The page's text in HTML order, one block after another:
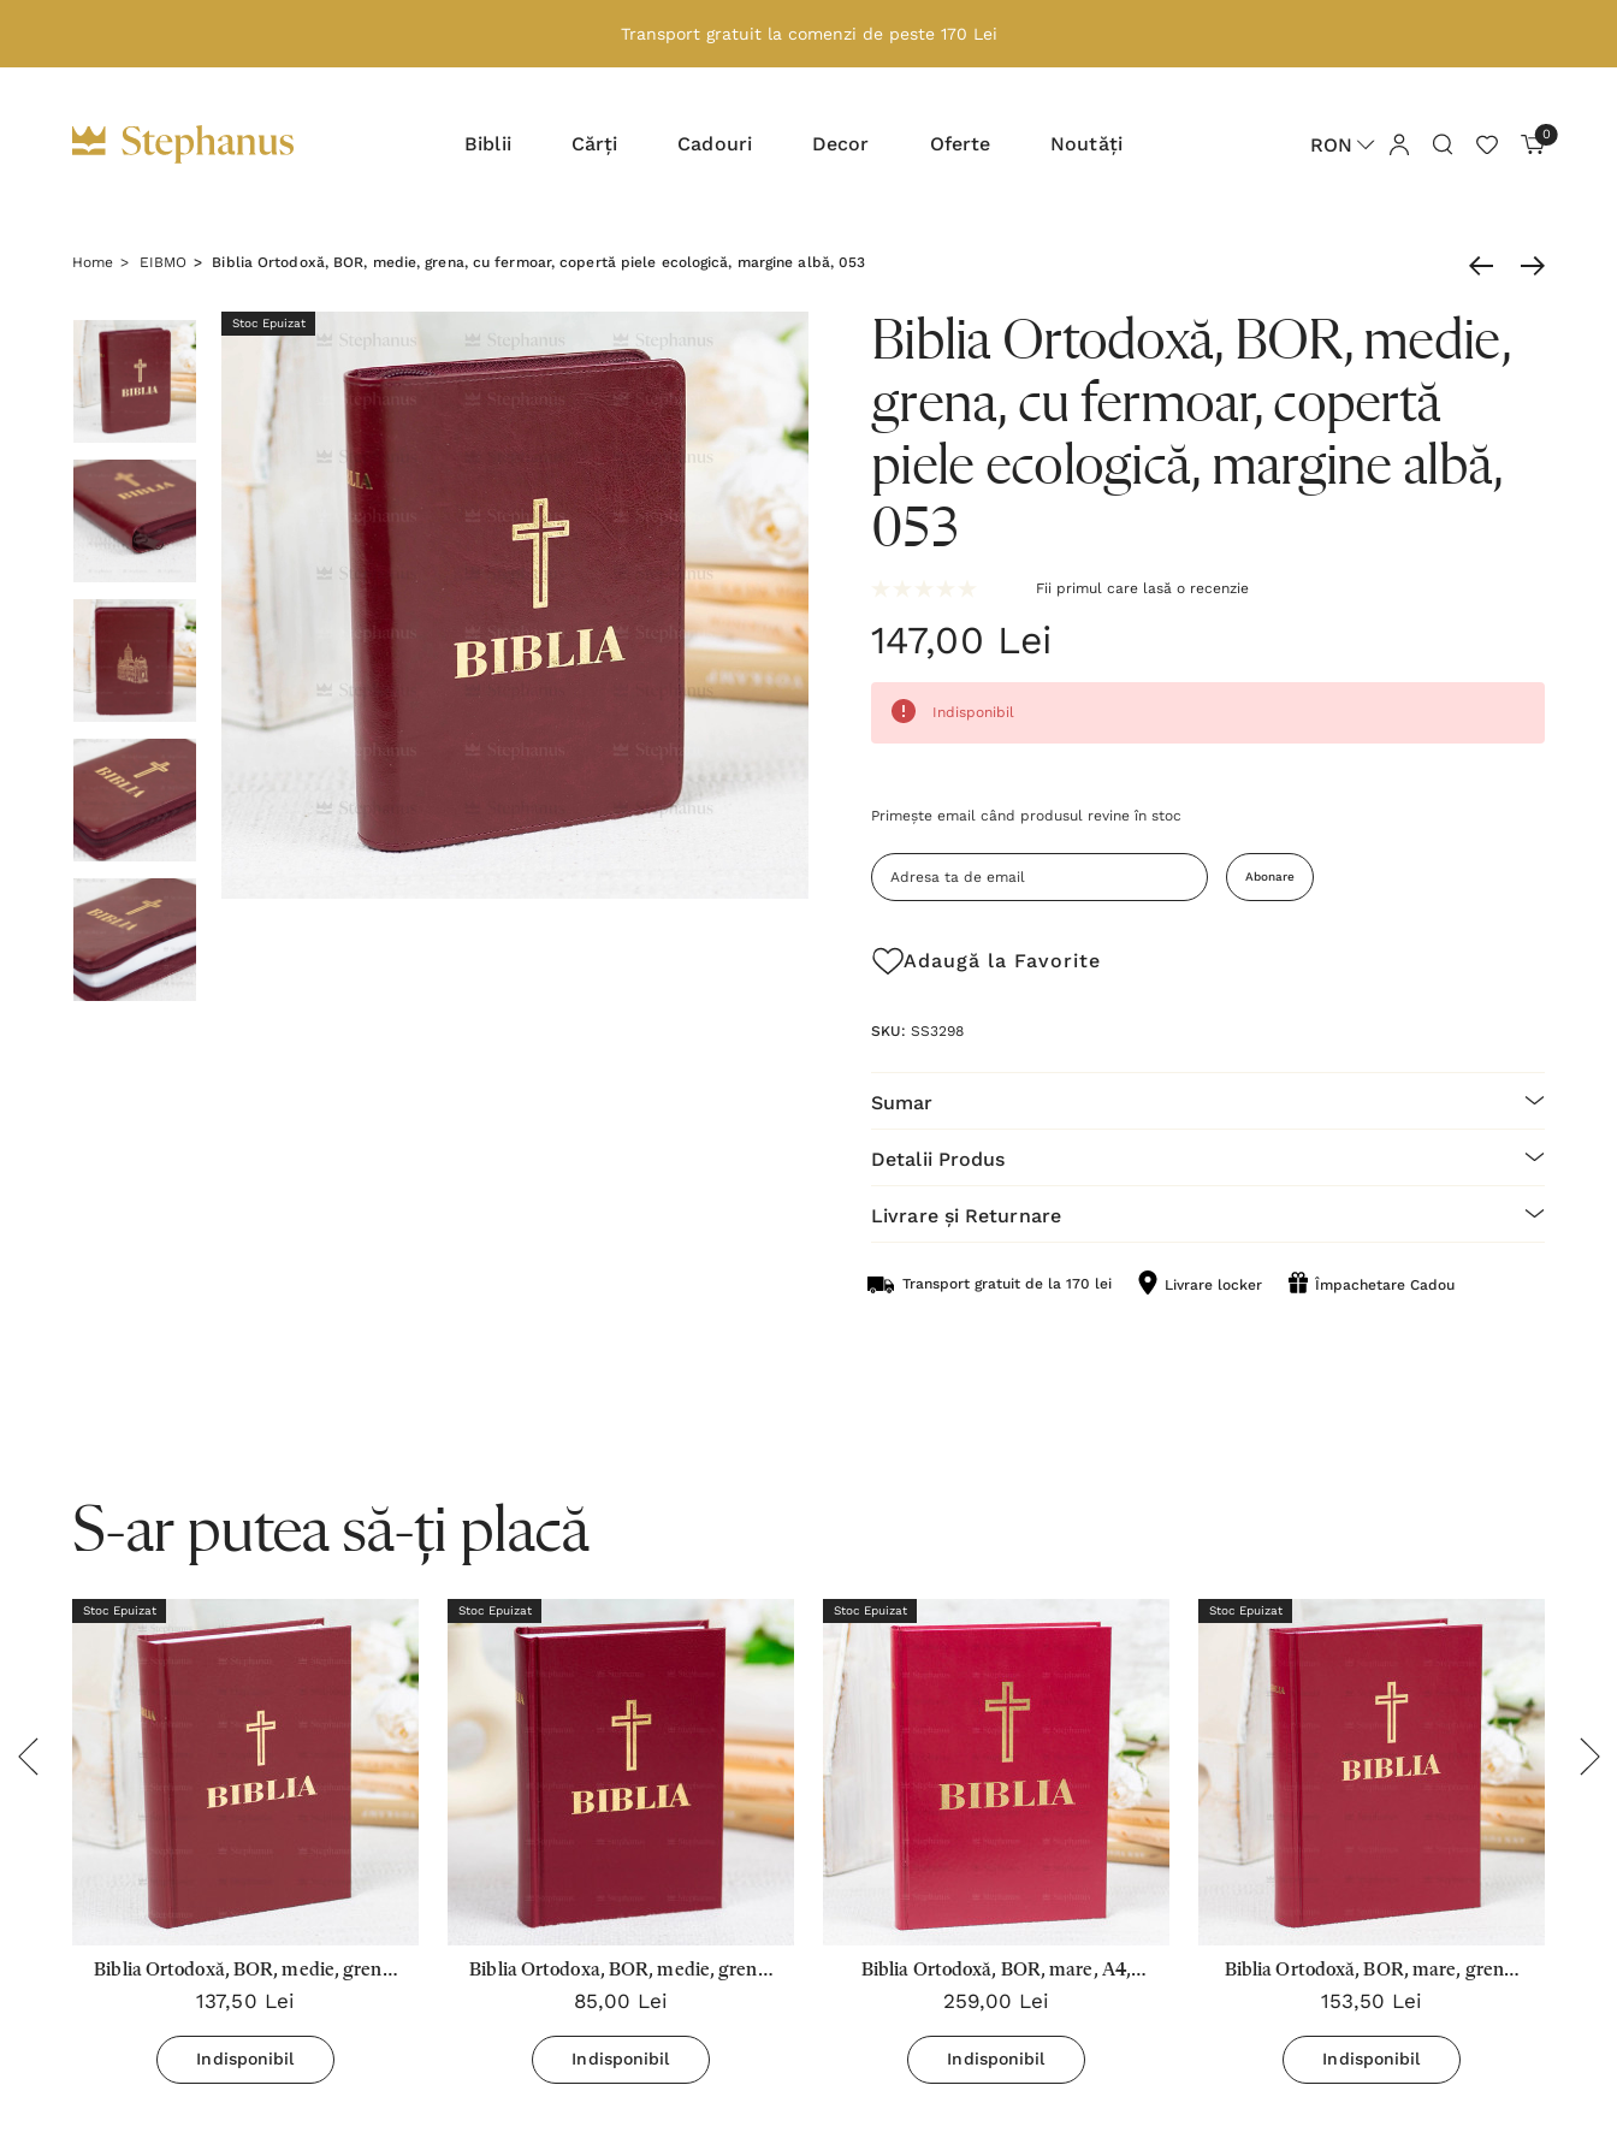
Transport gratuit la comenzi de peste 170 Lei
Biblii Cărți Cadouri Decor Oferte Noutăți RON 0
Home EIBMO Biblia Ortodoxă, BOR, medie, grena, cu fermoar, copertă piele ecologică, margine albă, 053
Stoc Epuizat
Biblia Ortodoxă, BOR, medie,
grena, cu fermoar, copertă
piele ecologică, margine albă,
053
Fii primul care lasă o recenzie
147,00 Lei
Indisponibil
Grăbește-
Stocul
curent
Primește email când produsul revine în stoc
Abonare
Adaugă la Favorite
SKU: SS3298
Sumar
Detalii Produs
Livrare și Returnare
Transport gratuit de la 170 lei Livrare locker Împachetare Cadou
S-ar putea să-ți placă
Stoc Epuizat
Biblia Ortodoxă, BOR, medie, grena,
margine albă, 063 CT
137,50 Lei
Indisponibil
Stoc Epuizat
Biblia Ortodoxa, BOR, medie, grena,
margine albă, 053 CT
85,00 Lei
Indisponibil
Stoc Epuizat
Biblia Ortodoxă, BOR, mare, A4,
grena, margine albă
259,00 Lei
Indisponibil
Stoc Epuizat
Biblia Ortodoxă, BOR, mare, grena,
margine albă, 073 CT
153,50 Lei
Indisponibil